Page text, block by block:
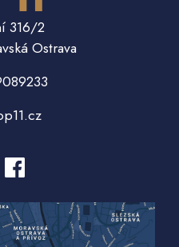
316/2
Ostrava